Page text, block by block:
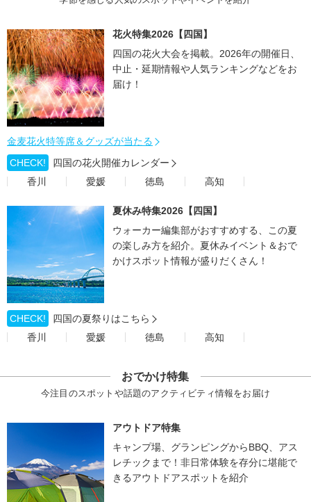
花火特集2026【四国】
四国の花火大会を掲載。2026年の開催日、
中止・延期情報や人気ランキングなどをお
届け！
金麦花火特等席＆グッズが当たる
CHECK!
四国の花火開催カレンダー
香川
愛媛 徳島 高知
夏休み特集2026【四国】
ウォーカー編集部がおすすめする、この夏
の楽しみ方を紹介。夏休みイベント＆おで
かけスポット情報が盛りだくさん！
CHECK!
四国の夏祭りはこちら
香川
愛媛 徳島 高知
おでかけ特集
今注目のスポットや話題のアクティビティ情報をお届け
アウトドア特集
キャンプ場、グランピングからBBQ、アス
レチックまで！非日常体験を存分に堪能で
きるアウトドアスポットを紹介